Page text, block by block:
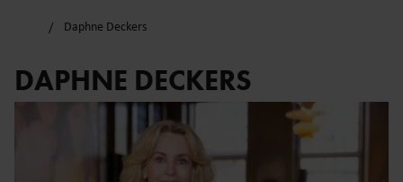
Daphne Deckers
DAPHNE DECKERS